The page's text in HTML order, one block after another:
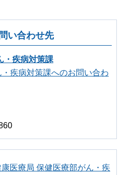
い合わせ先
・疾病対策課
疾病対策課へのお問い合わ
康医療局 保健医療部がん・疾